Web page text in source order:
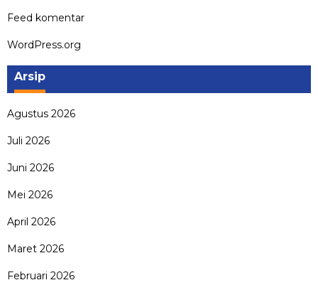
Feed komentar
WordPress.org
Arsip
Agustus 2026
Juli 2026
Juni 2026
Mei 2026
April 2026
Maret 2026
Februari 2026